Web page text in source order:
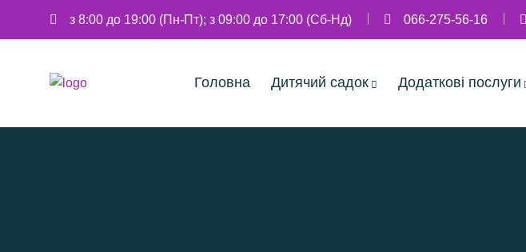
з 8:00 до 19:00 (Пн-Пт); з 09:00 до 17:00 (Сб-Нд) 066-275-56-16
Головна Дитячий садок Додаткові послуги